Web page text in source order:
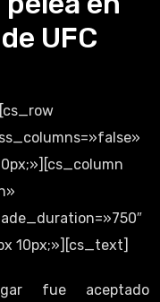
UFC
10px;»][cs_text]
fue aceptado